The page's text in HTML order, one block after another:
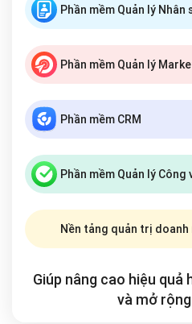
Phần mềm Quản lý Nhân
Phần mềm Quản lý
Phần mềm CRM
Phần mềm Quản lý Công
Nền tảng quản trị doanh
Giúp nâng cao hiệu quả
và mở rộng